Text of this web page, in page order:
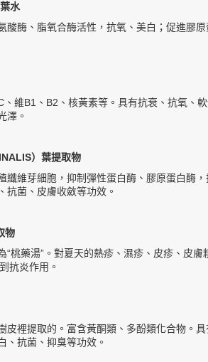
水
酸酶、脂氧合酶活性，抗氧、美白；促進膠原
維B1、B2、核黃素等。具有抗衰、抗氧、
澤。
）葉提取物
纖維芽細胞，抑制彈性蛋白酶、膠原蛋白酶，
抗菌、皮膚收斂等功效。
物
“桃藥湯”。對夏天的熱疹、濕疹、皮疹、皮膚
抗炎作用。
皮裡提取的。富含黃酮類、多酚類化合物。具
、抗菌、抑臭等功效。